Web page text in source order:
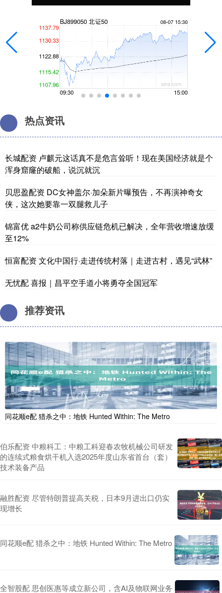
热点资讯
长城配资 卢麒元这话真不是危言耸听！现在美国经济就是个
浑身窟窿的破船，说沉就沉
贝思盈配资 DC女神盖尔·加朵新片曝预告，不再演神奇女
侠，这次她要靠一双腿救儿子
锦富优 a2牛奶公司称供应链危机已解决，全年营收增速放缓
至12%
恒富配资 文化中国行·走进传统村落｜走进古村，遇见“武林”
无忧配 喜报｜昌平空手道小将勇夺全国冠军
推荐资讯
同花顺e配 猎杀之中：地铁 Hunted Within: The Metro
伯乐配资 中粮科工：中粮工科迎春农牧机械公司研发
的连续式粮食烘干机入选2025年度山东省首台（套）
技术装备产品
融胜配资 尽管特朗普提高关税，日本9月进出口仍实
现增长
同花顺e配 猎杀之中：地铁 Hunted Within: The Metro
全智股配 思创医惠等成立新公司，含AI及物联网业务